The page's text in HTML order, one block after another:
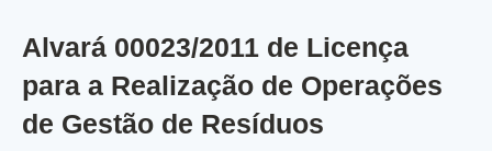
Alvará 00023/2011 de Licença
para a Realização de Operações
de Gestão de Resíduos